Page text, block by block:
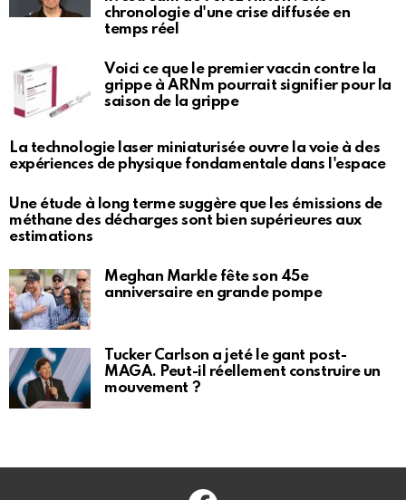
chronologie d'une crise diffusée en
temps réel
Voici ce que le premier vaccin contre la
grippe à ARNm pourrait signifier pour la
saison de la grippe
La technologie laser miniaturisée ouvre la voie à des
expériences de physique fondamentale dans l'espace
Une étude à long terme suggère que les émissions de
méthane des décharges sont bien supérieures aux
estimations
Meghan Markle fête son 45e
anniversaire en grande pompe
Tucker Carlson a jeté le gant post-
MAGA. Peut-il réellement construire un
mouvement ?
Facebook